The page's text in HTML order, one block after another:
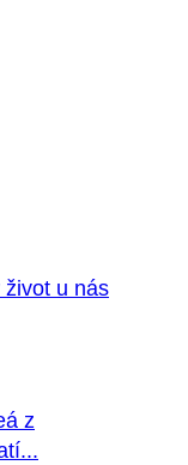
u nás
z